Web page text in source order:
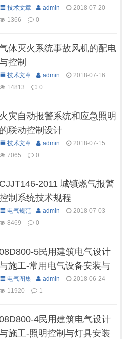
技术文章 admin
2018-07-20
1366
0
气体灭火系统事故风机的配电
与控制
技术文章 admin
2018-07-16
14813
0
火灾自动报警系统和应急照明
的联动控制设计
技术文章 admin
2018-07-15
7065
0
CJJT146-2011 城镇燃气报警
控制系统技术规程
电气规范 admin
2018-07-03
8469
0
08D800-5民用建筑电气设计
与施工-常用电气设备安装与
控制电气图集 admin
2018-06-24
11920
1
08D800-4民用建筑电气设计
与施工-照明控制与灯具安装